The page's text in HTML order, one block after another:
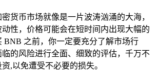
货币市场就像是一片波涛汹涌的大海，
性，价格可能会在短时间内出现大幅的
BNB 之前，你一定要充分了解市场行
的风险进行全面、细致的评估，千万不
,以免遭受不必要的损失。